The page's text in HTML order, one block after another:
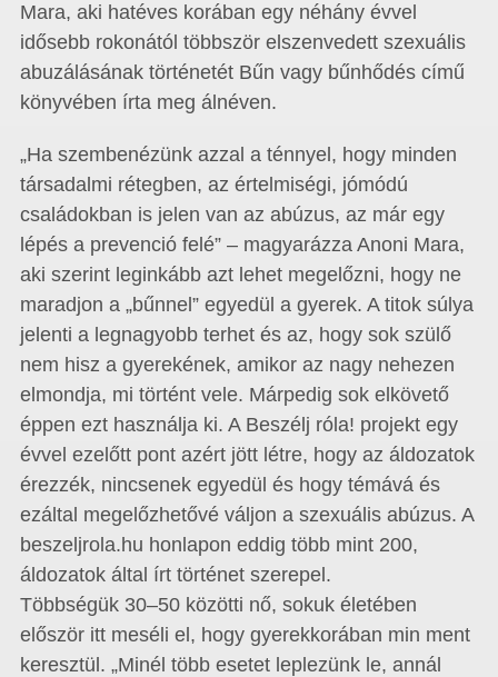
Mara, aki hatéves korában egy néhány évvel
idősebb rokonától többször elszenvedett szexuális
abuzálásának történetét Bűn vagy bűnhődés című
könyvében írta meg álnéven.
„Ha szembenézünk azzal a ténnyel, hogy minden
társadalmi rétegben, az értelmiségi, jómódú
családokban is jelen van az abúzus, az már egy
lépés a prevenció felé” – magyarázza Anoni Mara,
aki szerint leginkább azt lehet megelőzni, hogy ne
maradjon a „bűnnel” egyedül a gyerek. A titok súlya
jelenti a legnagyobb terhet és az, hogy sok szülő
nem hisz a gyerekének, amikor az nagy nehezen
elmondja, mi történt vele. Márpedig sok elkövető
éppen ezt használja ki. A Beszélj róla! projekt egy
évvel ezelőtt pont azért jött létre, hogy az áldozatok
érezzék, nincsenek egyedül és hogy témává és
ezáltal megelőzhetővé váljon a szexuális abúzus. A
beszeljrola.hu honlapon eddig több mint 200,
áldozatok által írt történet szerepel.
Többségük 30–50 közötti nő, sokuk életében
először itt meséli el, hogy gyerekkorában min ment
keresztül. „Minél több esetet leplezünk le, annál